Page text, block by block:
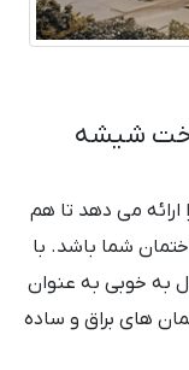
شیشه
ارائه می دهد تا هم
شما باشد. با
به خوبی به عنوان
های براق و ساده